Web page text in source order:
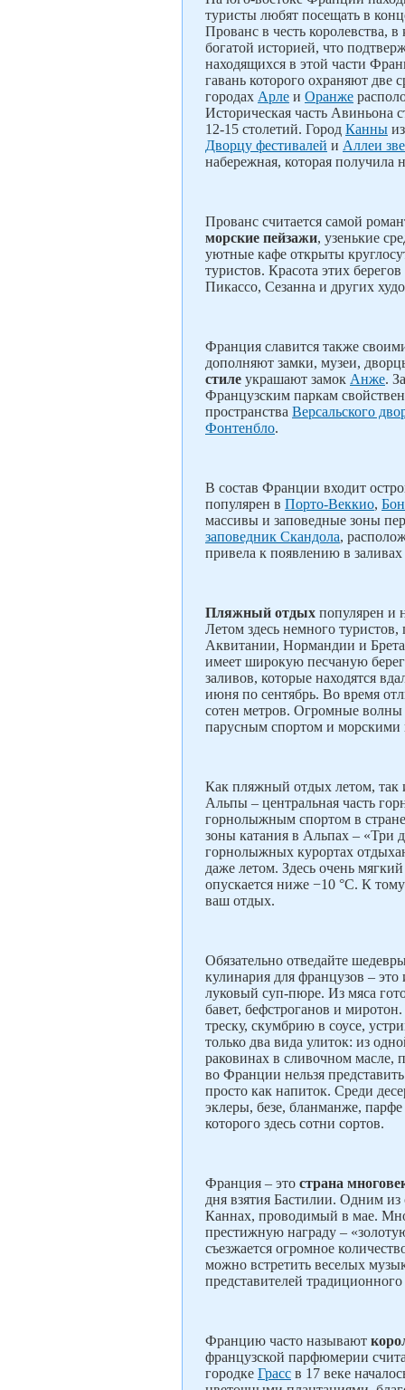
туристы любят посещать в
Прованс в честь королевства,
богатой историей, что
находящихся в этой части
гавань которого охраняют
городах Арле и Оранже
Историческая часть Авиньона
12-15 столетий. Город Канны
Дворцу фестивалей и Аллеи
набережная, которая получила
Прованс считается самой
морские пейзажи, узенькие
уютные кафе открыты
туристов. Красота этих
Пикассо, Сезанна и других
Франция славится также
дополняют замки, музеи,
стиле украшают замок Анже.
Французским паркам
пространства Версальского
Фонтенбло.
В состав Франции входит
популярен в Порто-Веккио,
массивы и заповедные зоны
заповедник Скандола,
привела к появлению в
Пляжный отдых популярен и
Летом здесь немного
Аквитании, Нормандии и
имеет широкую песчаную
заливов, которые находятся
июня по сентябрь. Во время
сотен метров. Огромные волны
парусным спортом и морскими
Как пляжный отдых летом, так
Альпы – центральная часть
горнолыжным спортом в
зоны катания в Альпах – «Три
горнолыжных курортах
даже летом. Здесь очень
опускается ниже −10 °C. К
ваш отдых.
Обязательно отведайте
кулинария для французов –
луковый суп-пюре. Из мяса
бавет, бефстроганов и
треску, скумбрию в соусе,
только два вида улиток: из
раковинах в сливочном масле,
во Франции нельзя
просто как напиток. Среди
эклеры, безе, бланманже,
которого здесь сотни сортов.
Франция – это страна
дня взятия Бастилии. Одним из
Каннах, проводимый в мае.
престижную награду –
съезжается огромное
можно встретить веселых
представителей
Францию часто называют
французской парфюмерии
городке Грасс в 17 веке